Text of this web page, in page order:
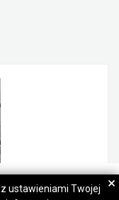
ustawieniami Twojej
×